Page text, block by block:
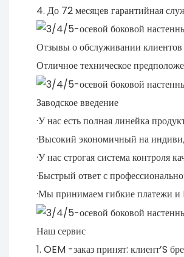
4. До 72 месяцев гарантийная
Отзывы о обслуживании клиентов
Отличное техническое
Заводское введение
·У нас есть полная линейка
·Высокий экономичный на
·У нас строгая система контроля
·Быстрый ответ с
·Мы принимаем гибкие платежи и
Наш сервис
1. OEM -заказ принят: клиент’S